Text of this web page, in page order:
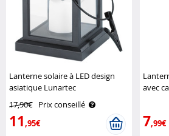
Lanterne solaire à LED design
asiatique Lunartec
17,90€ Prix conseillé
11,95€
avec
7,99€